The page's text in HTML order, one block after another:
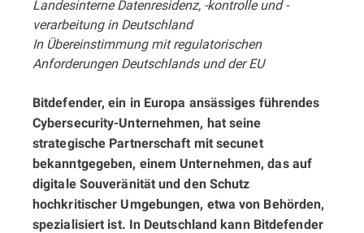
Landesinterne Datenresidenz, -kontrolle und -
verarbeitung in Deutschland
In Übereinstimmung mit regulatorischen
Anforderungen Deutschlands und der EU
Bitdefender, ein in Europa ansässiges führendes
Cybersecurity-Unternehmen, hat seine
strategische Partnerschaft mit secunet
bekanntgegeben, einem Unternehmen, das auf
digitale Souveränität und den Schutz
hochkritischer Umgebungen, etwa von Behörden,
spezialisiert ist. In Deutschland kann Bitdefender